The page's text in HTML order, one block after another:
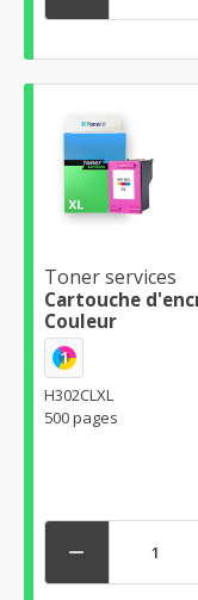
Toner services
Cartouche
Couleur
1
H302CLXL
500 pages
